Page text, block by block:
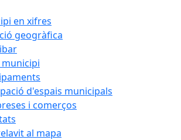
en xifres
geogràfica
municipi
d'espais municipals
i comerços
al mapa